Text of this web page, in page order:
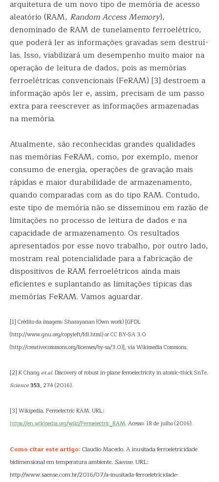
arquitetura de um novo tipo de memória de acesso
aleatório (RAM, Random Access Memory),
denominado de RAM de tunelamento ferroelétrico,
que poderá ler as informações gravadas sem destruí-
las. Isso, viabilizará um desempenho muito maior na
operação de leitura de dados, pois as memórias
ferroelétricas convencionais (FeRAM) [3] destroem a
informação após ler e, assim, precisam de um passo
extra para reescrever as informações armazenadas
na memória.
Atualmente, são reconhecidas grandes qualidades
nas memórias FeRAM, como, por exemplo, menor
consumo de energia, operações de gravação mais
rápidas e maior durabilidade de armazenamento,
quando comparadas com as do tipo RAM. Contudo,
este tipo de memória não se disseminou em razão de
limitações no processo de leitura de dados e na
capacidade de armazenamento. Os resultados
apresentados por esse novo trabalho, por outro lado,
mostram real potencialidade para a fabricação de
dispositivos de RAM ferroelétricos ainda mais
eficientes e suplantando as limitações típicas das
memórias FeRAM. Vamos aguardar.
[1] Crédito da imagem: Sharayanan (Own work) [GFDL
(http://www.gnu.org/copyleft/fdl.html) or CC BY-SA 3.0
(http://creativecommons.org/licenses/by-sa/3.0)], via Wikimedia Commons.
[2] K Chang et al. Discovery of robust in-plane ferroelectricity in atomic-thick SnTe.
Science353, 274 (2016).
[3] Wikipedia. Ferroelectric RAM. URL:
https://en.wikipedia.org/wiki/Ferroelectric_RAM. Acesso: 18 de julho (2016).
Como citar este artigo: Claudio Macedo. A inusitada ferroeletricidade
bidimensional em temperatura ambiente. Saense. URL:
http://www.saense.com.br/2016/07/a-inusitada-ferroeletricidade-